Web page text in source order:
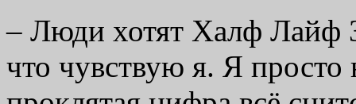
– Люди хотят Халф Лайф
что чувствую я. Я